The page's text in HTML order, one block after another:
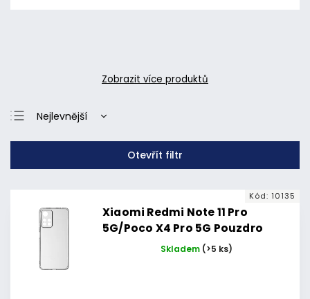
Zobrazit více produktů
Nejlevnější
Nejdražší
Otevřít filtr
Xiaomi Redmi Note 11 Pro
5G/Poco X4 Pro 5G Pouzdro
Azzaro TPU slim Xiaomi Redmi
Skladem (>5 ks)
Kód: 10135